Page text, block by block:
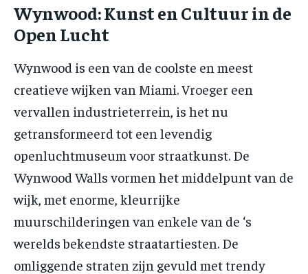
Wynwood: Kunst en Cultuur in de
Open Lucht
Wynwood is een van de coolste en meest
creatieve wijken van Miami. Vroeger een
vervallen industrieterrein, is het nu
getransformeerd tot een levendig
openluchtmuseum voor straatkunst. De
Wynwood Walls vormen het middelpunt van de
wijk, met enorme, kleurrijke
muurschilderingen van enkele van de ‘s
werelds bekendste straatartiesten. De
omliggende straten zijn gevuld met trendy